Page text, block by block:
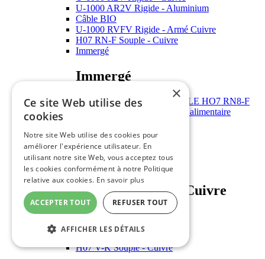
U-1000 AR2V Rigide - Aluminium
Câble BIO
U-1000 RVFV Rigide - Armé Cuivre
H07 RN-F Souple - Cuivre
Immergé
Immergé
Câble rond - SUBCABLE HO7 RN8-F
Câble rond à immergé - alimentaire
Cuivre nu
Téléreport armé
CAELIFLEX
H07 V-U Souple - Cuivre
H07 V-U Souple - Cuivre
H07 V-U 1.5 mm2
Fils VU 2.5 mm2
H07 V-K Souple - Cuivre
×
Ce site Web utilise des
cookies
Notre site Web utilise des cookies pour
améliorer l'expérience utilisateur. En
utilisant notre site Web, vous acceptez tous
les cookies conformément à notre Politique
relative aux cookies. En savoir plus
ACCEPTER TOUT REFUSER TOUT
AFFICHER LES DÉTAILS